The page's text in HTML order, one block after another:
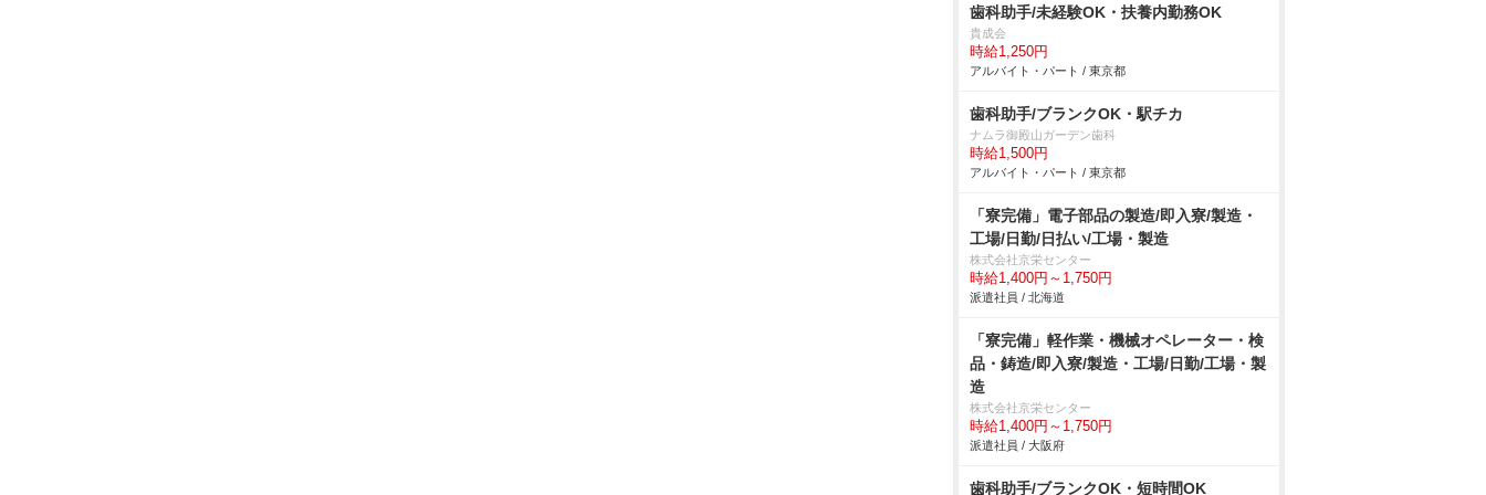
歯科助手/未経験OK・扶養内勤務OK
貴成会
時給1,250円
アルバイト・パート / 東京都
歯科助手/ブランクOK・駅チカ
ナムラ御殿山ガーデン歯科
時給1,500円
アルバイト・パート / 東京都
「寮完備」電子部品の製造/即入寮/製造・
工場/日勤/日払い/工場・製造
株式会社京栄センター
時給1,400円～1,750円
派遣社員 / 北海道
「寮完備」軽作業・機械オペレーター・検
品・鋳造/即入寮/製造・工場/日勤/工場・製
造
株式会社京栄センター
時給1,400円～1,750円
派遣社員 / 大阪府
歯科助手/ブランクOK・短時間OK